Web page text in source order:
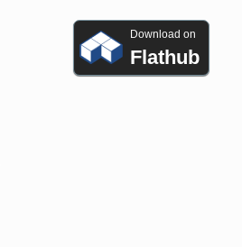
Download on
Flathub